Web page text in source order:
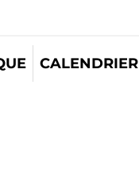
CALENDRIER